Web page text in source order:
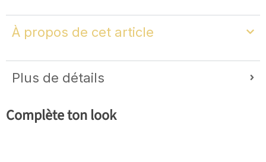
À propos de cet article
Plus de détails
Complète ton look